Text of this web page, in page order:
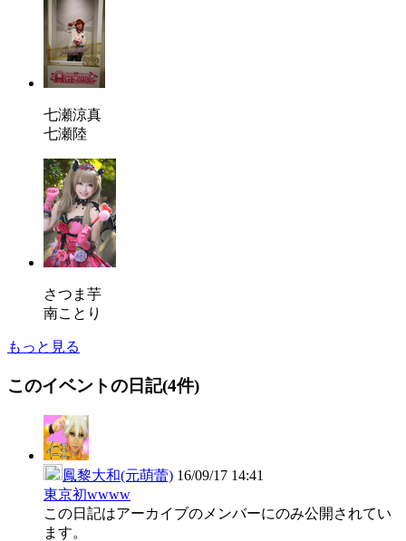
七瀬涼真
七瀬陸
さつま芋
南ことり
もっと見る
このイベントの日記(4件)
鳳黎大和(元萌蕾) 16/09/17 14:41
東京初wwww
この日記はアーカイブのメンバーにのみ公開されてい
ます。